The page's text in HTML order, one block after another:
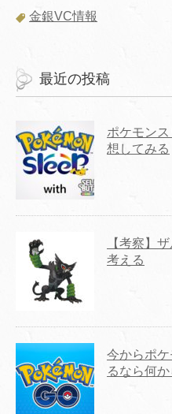
金銀VC情報
最近の投稿
ポケモン
想してみる
【考察】
考える
今からポ
るなら何